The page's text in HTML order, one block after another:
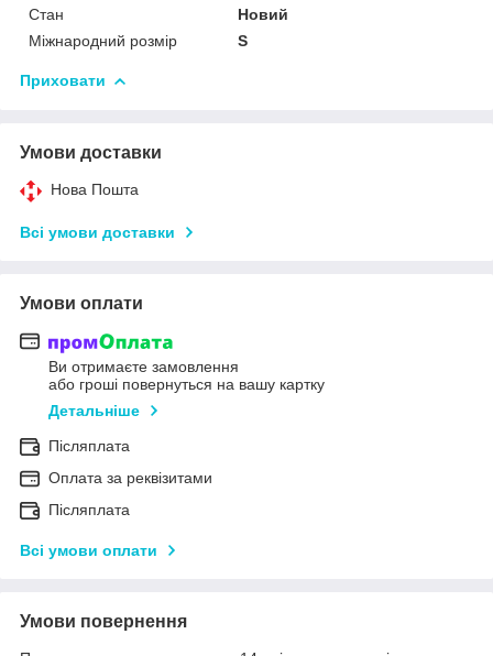
Стан
Новий
Міжнародний розмір
S
Приховати
Умови доставки
Нова Пошта
Всі умови доставки
Умови оплати
Ви отримаєте замовлення
або гроші повернуться на вашу картку
Детальніше
Післяплата
Оплата за реквізитами
Післяплата
Всі умови оплати
Умови повернення